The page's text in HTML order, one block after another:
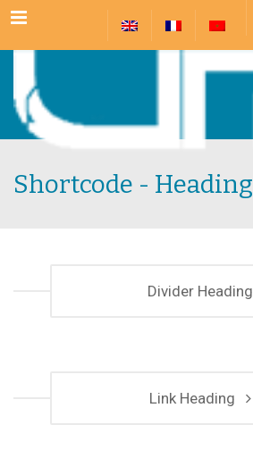
Menu
Shortcode - Heading
Divider Heading
Link Heading